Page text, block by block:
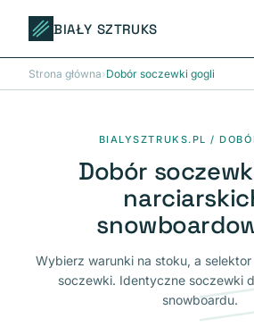
BIAŁY SZTRUKS
Strona główna›Dobór soczewki gogli
BIALYSZTRUKS.PL /
Dobór
Wybierz warunki na stoku, a
soczewki. Identyczne soczewki
snowboardu.